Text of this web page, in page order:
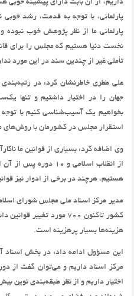
داریم، از آن بابت دارای پیشینه خوبی
پارلمانی، با توجه به قدمت، رشد
نخست دنیا هستیم که مجلس را برای
تأملی غیر از چندین سند در این مورد
جهان را در اختیار داشتیم و تنها
استقرار مجلس در کشورمان با روش‌های
از انقلاب اسلامی و 10
هستیم، هرچند در برخی از ادوار نیز
مدیر مرکز اسناد ملی مجلس شورای
کشور تاکنون 700 مورد
هزینه‌ها بسیار پرهزینه است.
مرکز اسناد داریم و می‌توان گفت از